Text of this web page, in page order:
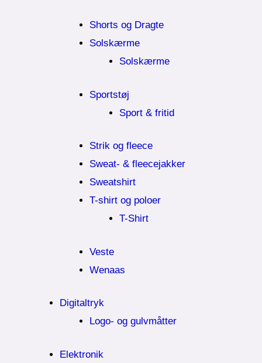
Shorts og Dragte
Solskærme
Solskærme
Sportstøj
Sport & fritid
Strik og fleece
Sweat- & fleecejakker
Sweatshirt
T-shirt og poloer
T-Shirt
Veste
Wenaas
Digitaltryk
Logo- og gulvmåtter
Elektronik